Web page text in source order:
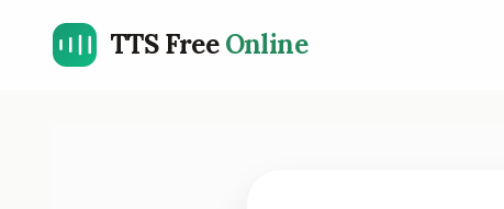
TTS FreeOnline